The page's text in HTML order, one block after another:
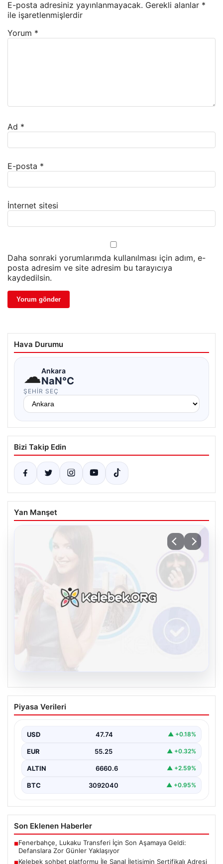
E-posta adresiniz yayınlanmayacak. Gerekli alanlar *
ile işaretlenmişlerdir
Yorum *
Ad *
E-posta *
İnternet sitesi
Daha sonraki yorumlarımda kullanılması için adım, e-
posta adresim ve site adresim bu tarayıcıya
kaydedilsin.
Hava Durumu
☁Ankara
NaN°C
ŞEHIR SEÇ
Bizi Takip Edin
Yan Manşet
Kelebek sohbet platformu İle Sanal
İletişimin Sertifikalı Adresi Ve
İnternet çağında insanların seviyeli bir şekilde bağlantı
olarak…
Piyasa Verileri
USD 47.74 ▲ +0.18%
EUR 55.25 ▲ +0.32%
ALTIN 6660.6 ▲ +2.59%
BTC 3092040 ▲ +0.95%
Son Eklenen Haberler
■Fenerbahçe, Lukaku Transferi İçin Son Aşamaya Geldi:
Defanslara Zor Günler Yaklaşıyor
■Kelebek sohbet platformu İle Sanal İletişimin Sertifikalı Adresi